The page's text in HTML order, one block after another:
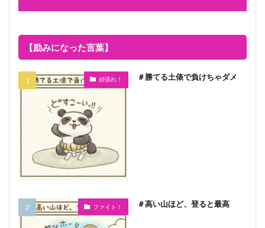
【励みになった言葉】
頑張れ！ ＃勝てる土俵で負けちゃダメ
ファイト！ ＃高い山ほど、登ると最高